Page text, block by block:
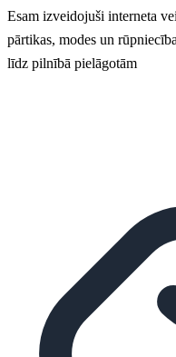
Esam izveidojuši interneta
pārtikas, modes un
līdz pilnībā pielāgotām